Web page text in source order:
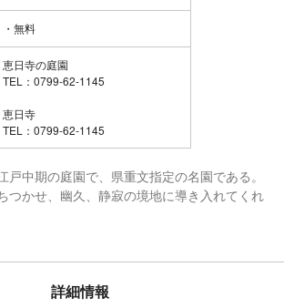
・無料
恵日寺の庭園
TEL：0799-62-1145
恵日寺
TEL：0799-62-1145
戸中期の庭園で、県重文指定の名園である。
つかせ、幽久、静寂の境地に導き入れてくれ
詳細情報